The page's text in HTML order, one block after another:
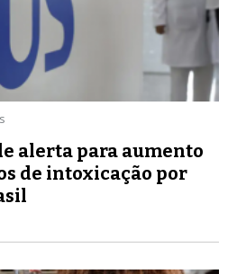
alerta para aumento
de intoxicação por